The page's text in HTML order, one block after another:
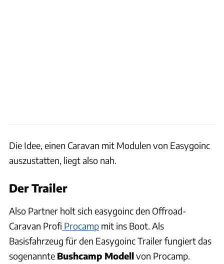
Die Idee, einen Caravan mit Modulen von Easygoinc
auszustatten, liegt also nah.
Der Trailer
Also Partner holt sich easygoinc den Offroad-
Caravan Profi Procamp mit ins Boot. Als
Basisfahrzeug für den Easygoinc Trailer fungiert das
sogenannte Bushcamp Modellvon Procamp.